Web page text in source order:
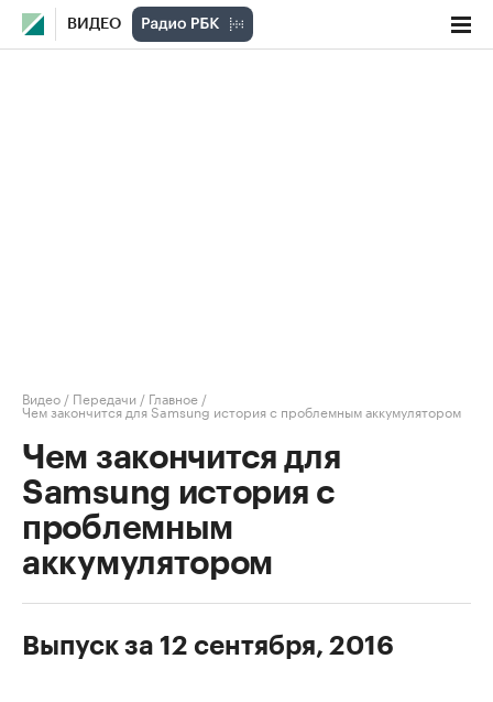
ВИДЕО
Видео / Передачи / Главное /
Чем закончится для Samsung история с проблемным аккумулятором
Чем закончится для
Samsung история с
проблемным
аккумулятором
Выпуск за 12 сентября, 2016